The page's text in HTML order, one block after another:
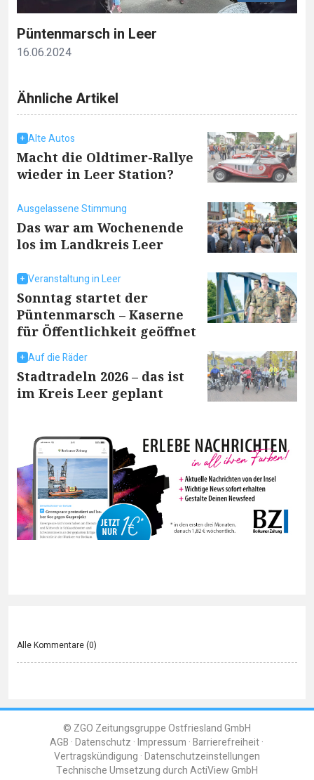
Püntenmarsch in Leer
16.06.2024
Ähnliche Artikel
Alte Autos
Macht die Oldtimer-Rallye
wieder in Leer Station?
Ausgelassene Stimmung
Das war am Wochenende
los im Landkreis Leer
Veranstaltung in Leer
Sonntag startet der
Püntenmarsch – Kaserne
für Öffentlichkeit geöffnet
Auf die Räder
Stadtradeln 2026 – das ist
im Kreis Leer geplant
Alle Kommentare (0)
© ZGO Zeitungsgruppe Ostfriesland GmbH
AGB Datenschutz Impressum Barrierefreiheit
Vertragskündigung Datenschutzeinstellungen
Technische Umsetzung durchActiView GmbH